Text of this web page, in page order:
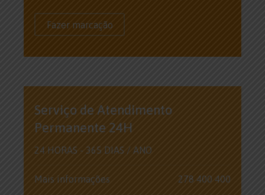
Fazer marcação
Serviço de Atendimento
Permanente 24H
24 HORAS - 365 DIAS / ANO
Mais informações 278 400 400